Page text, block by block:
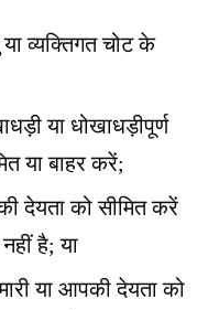
व्यक्तिगत चोट के
या धोखाधड़ीपूर्ण
या बाहर करें;
देयता को सीमित करें
है; या
या आपकी देयता को